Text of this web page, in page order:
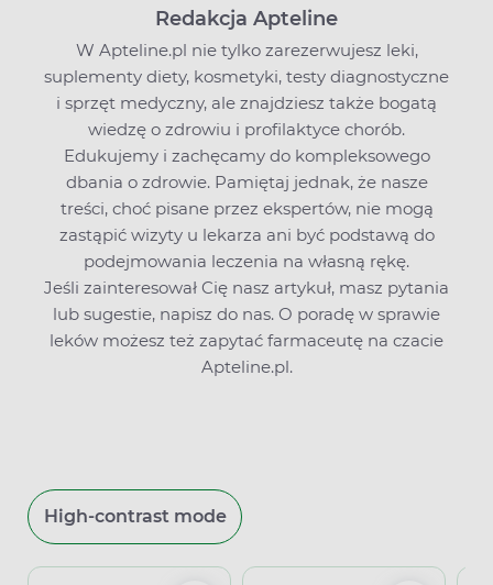
Redakcja Apteline
W Apteline.pl nie tylko zarezerwujesz leki,
suplementy diety, kosmetyki, testy diagnostyczne
i sprzęt medyczny, ale znajdziesz także bogatą
wiedzę o zdrowiu i profilaktyce chorób.
Edukujemy i zachęcamy do kompleksowego
dbania o zdrowie. Pamiętaj jednak, że nasze
treści, choć pisane przez ekspertów, nie mogą
zastąpić wizyty u lekarza ani być podstawą do
podejmowania leczenia na własną rękę.
Jeśli zainteresował Cię nasz artykuł, masz pytania
lub sugestie, napisz do nas. O poradę w sprawie
leków możesz też zapytać farmaceutę na czacie
Apteline.pl.
High-contrast mode